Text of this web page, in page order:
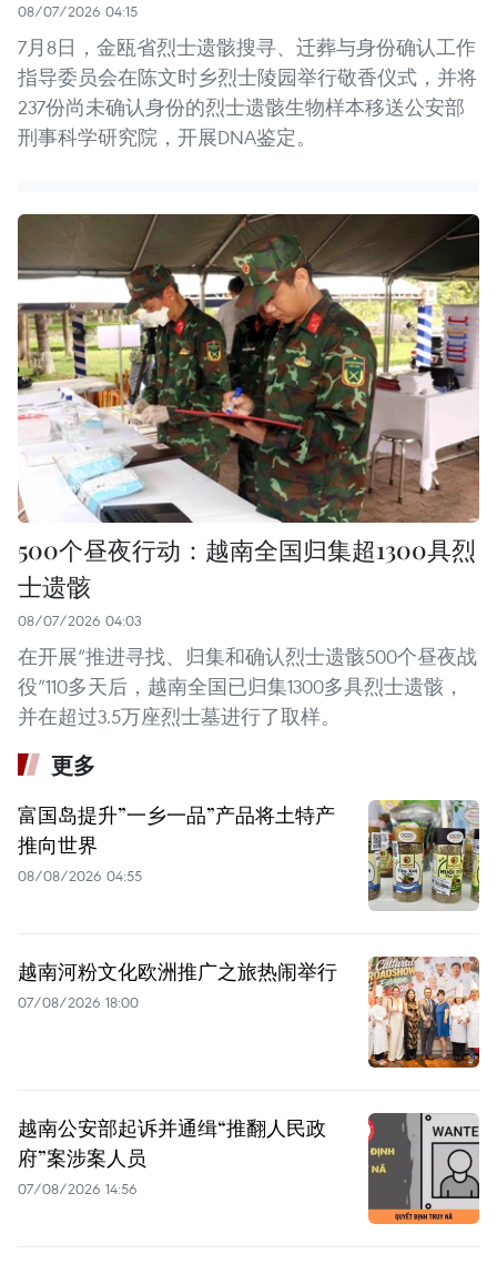
08/07/2026 04:15
7月8日，金瓯省烈士遗骸搜寻、迁葬与身份确认工作
指导委员会在陈文时乡烈士陵园举行敬香仪式，并将
237份尚未确认身份的烈士遗骸生物样本移送公安部
刑事科学研究院，开展DNA鉴定。
500个昼夜行动：越南全国归集超1300具烈
士遗骸
08/07/2026 04:03
在开展“推进寻找、归集和确认烈士遗骸500个昼夜战
役”110多天后，越南全国已归集1300多具烈士遗骸，
并在超过3.5万座烈士墓进行了取样。
更多
富国岛提升”一乡一品”产品将土特产
推向世界
08/08/2026 04:55
越南河粉文化欧洲推广之旅热闹举行
07/08/2026 18:00
越南公安部起诉并通缉“推翻人民政
府”案涉案人员
07/08/2026 14:56